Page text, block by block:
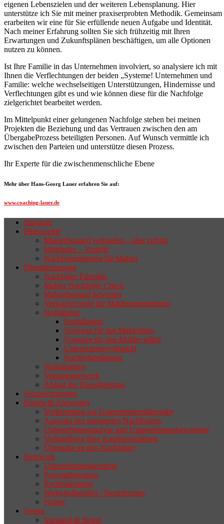
eigenen Lebenszielen und der weiteren Lebensplanung. Hier
unterstütze ich Sie mit meiner praxiserprobten Methodik. Gemeinsam
erarbeiten wir eine für Sie erfüllende neuen Aufgabe und Identität.
Nach meiner Erfahrung sollten Sie sich frühzeitig mit Ihren
Erwartungen und Zukunftsplänen beschäftigen, um alle Optionen
nutzen zu können.
Ist Ihre Familie in das Unternehmen involviert, so analysiere ich mit
Ihnen die Verflechtungen der beiden „Systeme! Unternehmen und
Familie: welche wechselseitigen Unterstützungen, Hindernisse und
Verflechtungen gibt es und wie können diese für die Nachfolge
zielgerichtet bearbeitet werden.
Im Mittelpunkt einer gelungenen Nachfolge stehen bei meinen
Projekten die Beziehung und das Vertrauen zwischen den am
ÜbergabeProzess beteiligten Personen. Auf Wunsch vermittle ich
zwischen den Parteien und unterstütze diesen Prozess.
Ihr Experte für die zwischenmenschliche Ebene
Mehr über Hans-Georg Lauer erfahren Sie auf:
www.coaching-lauer.de
Wenn sich der Makler oder Inhaber
zurückziehen möchte, aber keinen
geeigneten Nachfolger findet, droht nicht
selten die Geschäftsaufgabe.
Startseite
Philosophie
Maklerbestand verkaufen – aber richtig
Mitglieder – Vorteile
Nachfolgeplanung für Makler
Dienstleistungen
Nachfolge Fahrplan
Makler Nachfolge Check
Maklerbestand bewerten
Verkaufsexposé für Maklerunternehmen
Notfallplan
Notfallpaket
Vorsorge für das Maklerbüro
Vorsorge für den Makler selbst
Unternehmervollmacht
Nachfolgeplanung
Notfallordner
Versorgungswerk
Ablauf der Dienstleistung
Auszeichnungen
Fragen & Antworten
Vorbereitung zur Unternehmensübergabe
Auswahl des geeigneten Nachfolgers
Unternehmensanalyse und Unternehmensbewertung
Verhandlung über Kaufpreiszahlung
Übergabe an den Nachfolger
Netzwerk
Unternehmensberatung
Personalberatung
Rechtsberatung
Wirtschaftsprüfer / Steuerberater
Notare
Verein
Vorstand & Beirat